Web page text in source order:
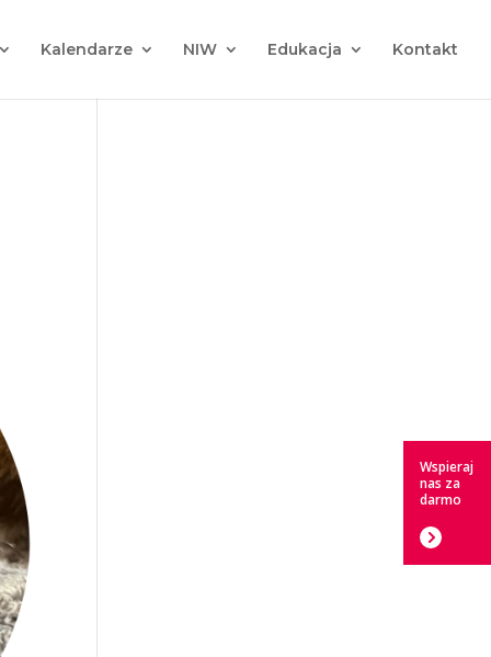
Kalendarze NIW Edukacja Kontakt
Wspieraj
nas za
darmo